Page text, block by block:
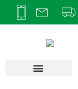
contenido